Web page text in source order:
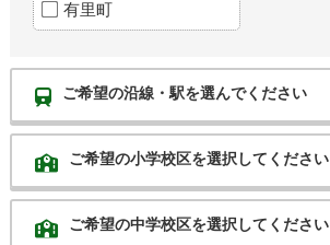
有里町
ご希望の沿線・駅を選んでください
ご希望の小学校区を選択してください
ご希望の中学校区を選択してください